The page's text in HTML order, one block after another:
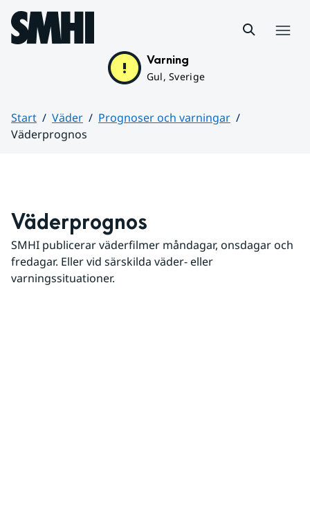
Hoppa till sidans innehåll
Varning
Gul, Sverige
Start Väder
Prognoser och varningar
Väderprognos
Väderprognos
SMHI publicerar väderfilmer måndagar, onsdagar och
fredagar. Eller vid särskilda väder- eller
varningssituationer.